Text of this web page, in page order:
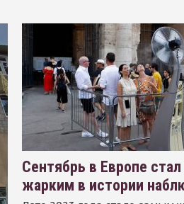
Сентябрь в Европе
жарким в истории